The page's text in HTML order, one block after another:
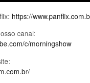
https://
canal:
c/morningshow